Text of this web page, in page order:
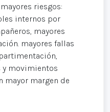
riesgos:
internos por
mayores
mayores fallas
y movimientos
mayor margen de